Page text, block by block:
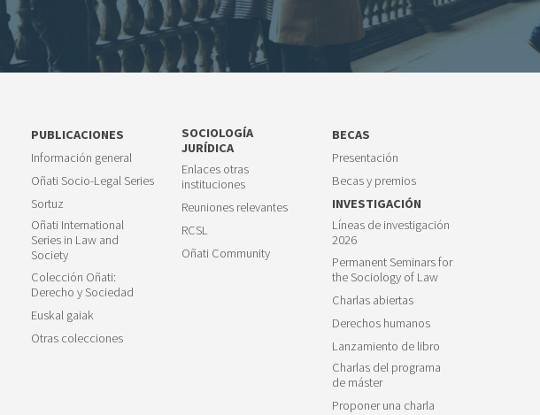
PUBLICACIONES
Información general
Oñati Socio-Legal Series
Sortuz
Oñati International
Series in Law and
Society
Colección Oñati:
Derecho y Sociedad
Euskal gaiak
Otras colecciones
SOCIOLOGÍA
JURÍDICA
Enlaces otras
instituciones
Reuniones relevantes
RCSL
Oñati Community
BECAS
Presentación
Becas y premios
INVESTIGACIÓN
Líneas de investigación
2026
Permanent Seminars for
the Sociology of Law
Charlas abiertas
Derechos humanos
Lanzamiento de libro
Charlas del programa
de máster
Proponer una charla